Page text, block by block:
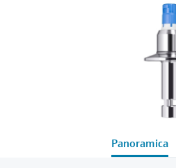
Panoramica